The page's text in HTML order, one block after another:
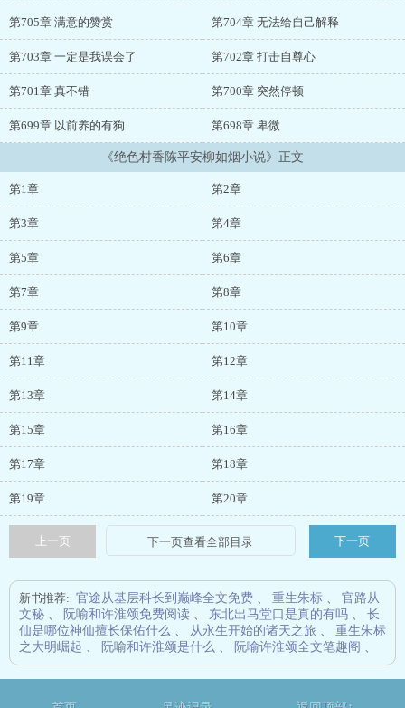
第705章 满意的赞赏 第704章 无法给自己解释
第703章 一定是我误会了 第702章 打击自尊心
第701章 真不错 第700章 突然停顿
第699章 以前养的有狗 第698章 卑微
《绝色村香陈平安柳如烟小说》正文
第1章 第2章
第3章 第4章
第5章 第6章
第7章 第8章
第9章 第10章
第11章 第12章
第13章 第14章
第15章 第16章
第17章 第18章
第19章 第20章
上一页 下一页
新书推荐: 官途从基层科长到巅峰全文免费 、 重生朱标 、
官路从
文秘 、 阮喻和许淮颂免费阅读 、 东北出马堂口是真的有吗 、
长
仙是哪位神仙擅长保佑什么 、 从永生开始的诸天之旅 、
重生朱标
之大明崛起 、 阮喻和许淮颂是什么 、 阮喻许淮颂全文笔趣阁 、